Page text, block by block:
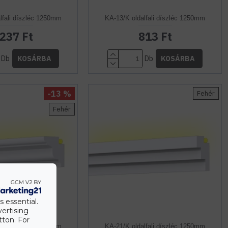
díszléc 1250mm
Ft
Db KOSÁRBA
KA-13/K oldalfali díszléc 1250mm
813 Ft
Db KOSÁRBA
Fehér
-13 %
díszléc 1250mm
Fehér
KA-21/K oldalfali díszléc 1250mm
essential.
For